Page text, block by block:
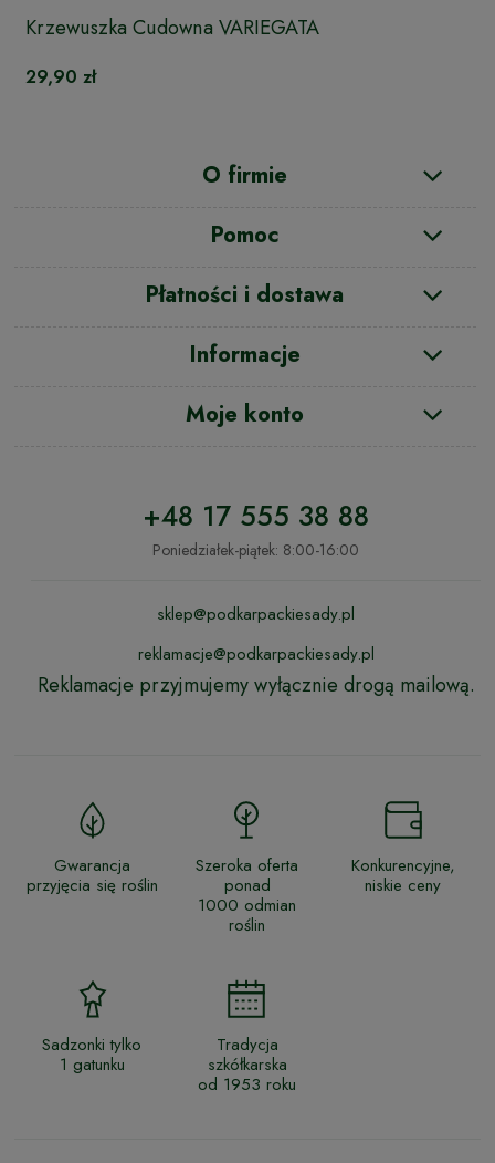
Krzewuszka Cudowna VARIEGATA
29,90 zł
O firmie
Pomoc
Płatności i dostawa
Informacje
Moje konto
+48 17 555 38 88
Poniedziałek-piątek: 8:00-16:00
sklep@podkarpackiesady.pl
reklamacje@podkarpackiesady.pl
Reklamacje przyjmujemy wyłącznie drogą mailową.
Gwarancja
przyjęcia się roślin
Szeroka oferta
ponad
1000 odmian
roślin
Konkurencyjne,
niskie ceny
Sadzonki tylko
1 gatunku
Tradycja
szkółkarska
od 1953 roku